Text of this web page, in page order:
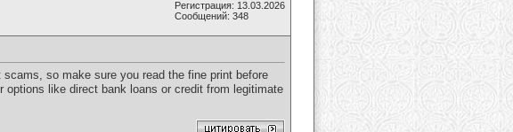
Регистрация: 13.03.2026
Сообщений: 348
so make sure you read the fine print before
options like direct bank loans or credit from legitimate